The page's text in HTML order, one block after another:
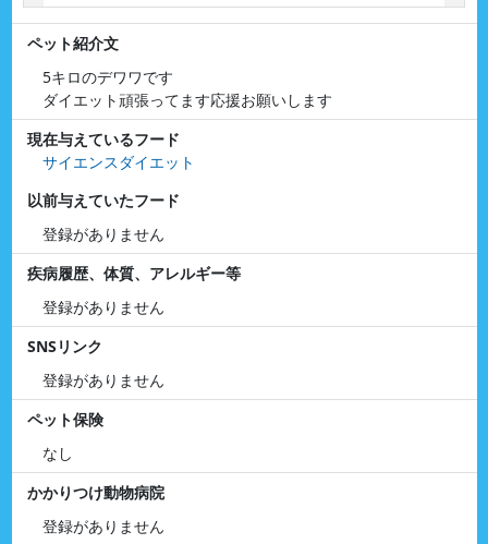
ペット紹介文
5キロのデワワです
ダイエット頑張ってます応援お願いします
現在与えているフード
サイエンスダイエット
以前与えていたフード
登録がありません
疾病履歴、体質、アレルギー等
登録がありません
SNSリンク
登録がありません
ペット保険
なし
かかりつけ動物病院
登録がありません